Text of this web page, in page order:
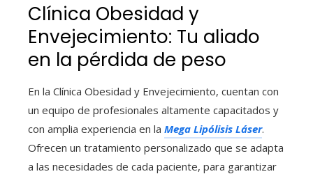
Clínica Obesidad y
Envejecimiento: Tu aliado
en la pérdida de peso
En la Clínica Obesidad y Envejecimiento, cuentan con
un equipo de profesionales altamente capacitados y
con amplia experiencia en la Mega Lipólisis Láser.
Ofrecen un tratamiento personalizado que se adapta
a las necesidades de cada paciente, para garantizar